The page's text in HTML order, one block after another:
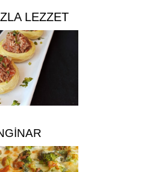
LEZZET